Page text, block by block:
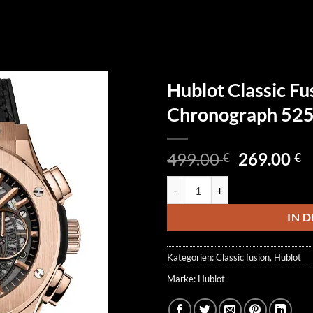
Hublot Classic
Chronograph
499.00€
499.00 €
269.00€
IN
Kategorien:Classic fusion, Hublot
Marke: Hublot